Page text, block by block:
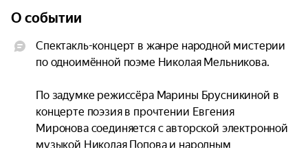
О событии
Спектакль-концерт в жанре народной мистерии
по одноимённой поэме Николая Мельникова.
По задумке режиссёра Марины Брусникиной в
концерте поэзия в прочтении Евгения
Миронова соединяется с авторской электронной
музыкой Николая Попова и народным